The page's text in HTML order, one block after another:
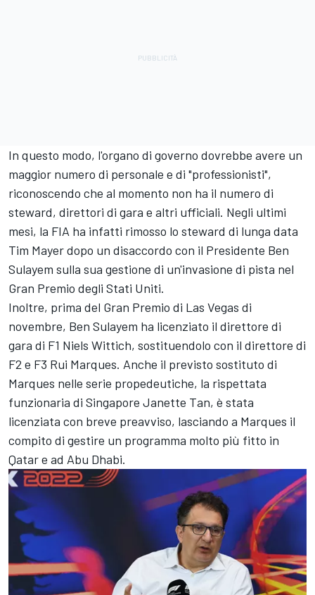
In questo modo, l'organo di governo dovrebbe avere un
maggior numero di personale e di "professionisti",
riconoscendo che al momento non ha il numero di
steward, direttori di gara e altri ufficiali. Negli ultimi
mesi, la FIA ha infatti rimosso lo steward di lunga data
Tim Mayer dopo un disaccordo con il Presidente Ben
Sulayem sulla sua gestione di un'invasione di pista nel
Gran Premio degli Stati Uniti.
Inoltre, prima del Gran Premio di Las Vegas di
novembre, Ben Sulayem ha licenziato il direttore di
gara di F1 Niels Wittich, sostituendolo con il direttore di
F2 e F3 Rui Marques. Anche il previsto sostituto di
Marques nelle serie propedeutiche, la rispettata
funzionaria di Singapore Janette Tan, è stata
licenziata con breve preavviso, lasciando a Marques il
compito di gestire un programma molto più fitto in
Qatar e ad Abu Dhabi.